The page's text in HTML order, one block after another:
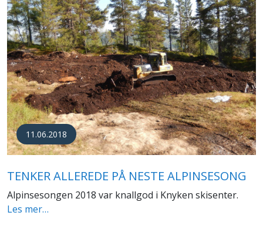
11.06.2018
TENKER ALLEREDE PÅ NESTE ALPINSESONG
Alpinsesongen 2018 var knallgod i Knyken skisenter.
Les mer…